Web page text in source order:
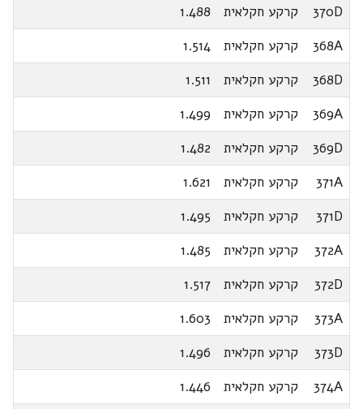
370D
קרקע חקלאית
1.488
368A
קרקע חקלאית
1.514
368D
קרקע חקלאית
1.511
369A
קרקע חקלאית
1.499
369D
קרקע חקלאית
1.482
371A
קרקע חקלאית
1.621
371D
קרקע חקלאית
1.495
372A
קרקע חקלאית
1.485
372D
קרקע חקלאית
1.517
373A
קרקע חקלאית
1.603
373D
קרקע חקלאית
1.496
374A
קרקע חקלאית 1.446